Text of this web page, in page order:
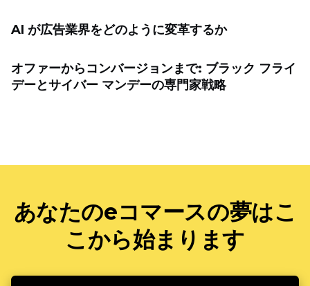
AI が広告業界をどのように変革するか
オファーからコンバージョンまで: ブラック フライ
デーとサイバー マンデーの専門家戦略
あなたのeコマースの夢はこ
こから始まります